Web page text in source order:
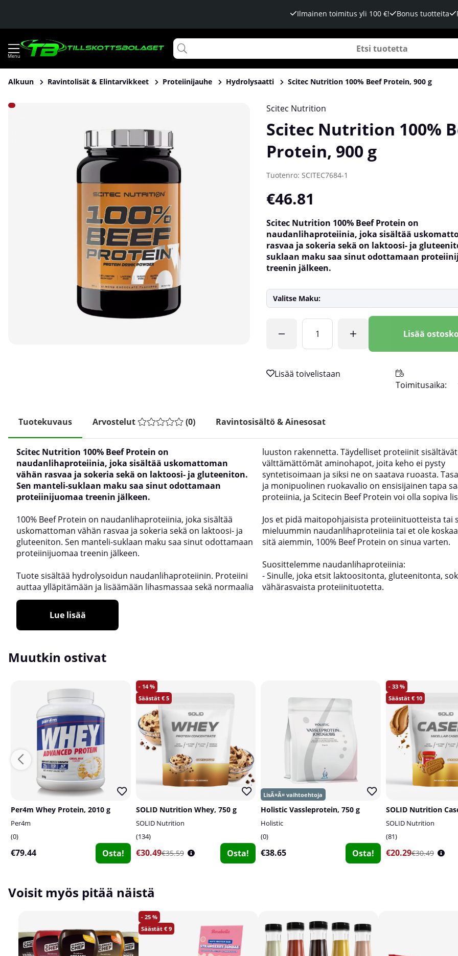
Ilmainen toimitus yli 100 €! Bonus tuotteita
Alkuun Ravintolisät & Elintarvikkeet Proteiinijauhe Hydrolysaatti Scitec Nutrition 100% Beef Protein, 900 g
Tuotekuvat Scitec Nutrition 100% Beef Protein, 900 g Scitec Nutrition
Scitec Nutrition 100%
Protein, 900 g
Tuotenro: SCITEC7684-1
€46.81
Scitec Nutrition 100% Beef Protein on
naudanlihaproteiinia, joka sisältää
rasvaa ja sokeria sekä on laktoosi- ja
suklaan maku saa sinut odottamaan
treenin jälkeen.
Valitse Maku:
Lisää
Toimitusaika:
Tuotekuvaus Arvostelut (0) Ravintosisältö & Ainesosat
Scitec Nutrition 100% Beef Protein on
naudanlihaproteiinia, joka sisältää uskomattoman
vähän rasvaa ja sokeria sekä on laktoosi- ja gluteeniton.
Sen manteli-suklaan maku saa sinut odottamaan
proteiinijuomaa treenin jälkeen.
100% Beef Protein on naudanlihaproteiinia, joka sisältää
uskomattoman vähän rasvaa ja sokeria sekä on laktoosi- ja
gluteeniton. Sen manteli-suklaan maku saa sinut odottamaan
proteiinijuomaa treenin jälkeen.
Tuote sisältää hydrolysoidun naudanlihaproteiinin. Proteiini
auttaa ylläpitämään ja lisäämään lihasmassaa sekä normaalia
luuston rakennetta. Täydelliset proteiinit
välttämättömät aminohapot, joita keho ei pysty
syntetisoimaan ja siksi ne on saatava ruoasta.
ja monipuolinen ruokavalio on ensisijainen tapa
proteiinia, ja Scitecin Beef Protein voi olla sopiva
Jos et pidä maitopohjaisista proteiinituotteista tai
mieluummin naudanlihaproteiinia tai et ole
sitä aiemmin, 100% Beef Protein on sinua varten.
Suosittelemme naudanlihaproteiinia:
- Sinulle, joka etsit laktoositonta, gluteenitonta,
vähärasvaista proteiinituotetta.
Lue lisää
Muutkin ostivat
Per4m Whey Protein, 2010 g
Per4m
0
€79.44 Osta!
14
5
SOLID Nutrition Whey, 750 g
SOLID Nutrition
134
€30.49€35.59 Osta!
Holistic Vassleprotein, 750 g
Holistic
0
€38.65 Osta!
33
10
SOLID Nutrition
SOLID Nutrition
81
€20.29€30.49
Voisit myös pitää näistä
25
9